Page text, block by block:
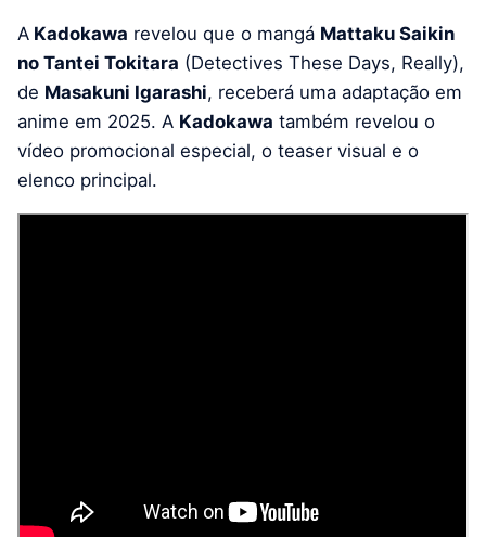
A Kadokawa revelou que o mangá Mattaku Saikin
no Tantei Tokitara (Detectives These Days, Really),
de Masakuni Igarashi, receberá uma adaptação em
anime em 2025. A Kadokawa também revelou o
vídeo promocional especial, o teaser visual e o
elenco principal.